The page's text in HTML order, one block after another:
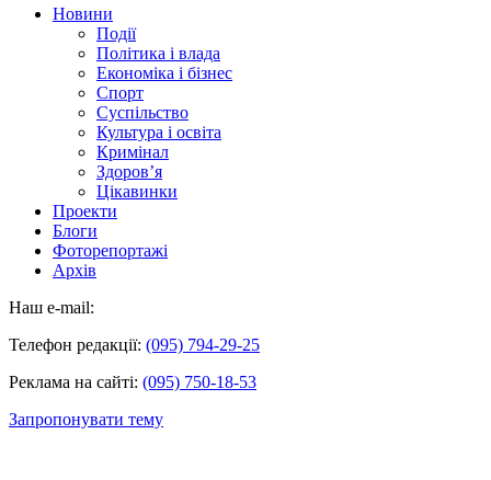
Новини
Події
Політика і влада
Економіка і бізнес
Спорт
Суспільство
Культура і освіта
Кримінал
Здоров’я
Цікавинки
Проекти
Блоги
Фоторепортажі
Архів
Наш e-mail:
Телефон редакції: (095) 794-29-25
Реклама на сайті: (095) 750-18-53
Запропонувати тему